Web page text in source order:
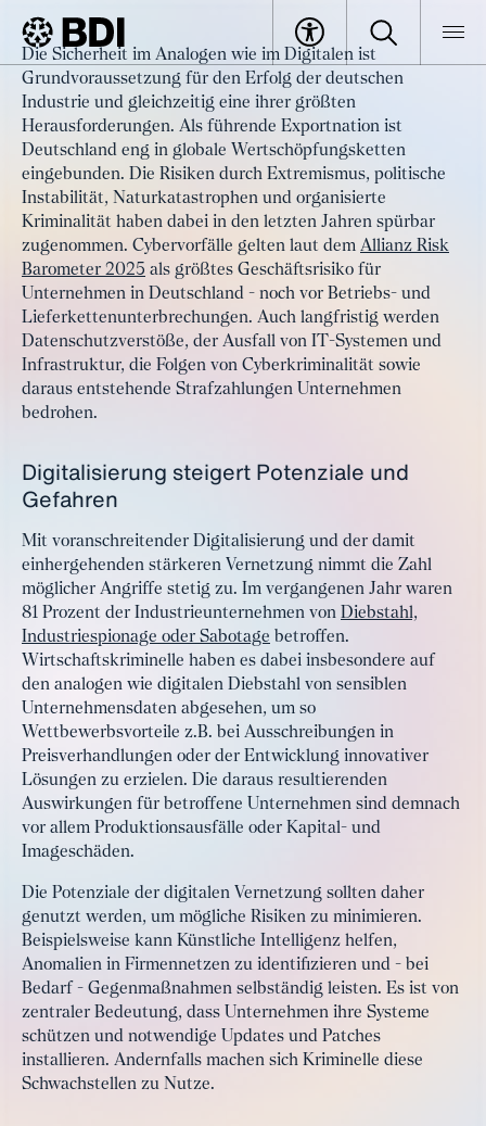
BDI Artikel
Artikel
Sicherheit analog und digital –
zentraler Wettbewerbsfaktor für
die deutsche Industrie
Die Sicherheit im Analogen wie im Digitalen ist
Grundvoraussetzung für den Erfolg der deutschen
Industrie und gleichzeitig eine ihrer größten
Herausforderungen. Als führende Exportnation ist
Deutschland eng in globale Wertschöpfungsketten
eingebunden. Die Risiken durch Extremismus, politische
Instabilität, Naturkatastrophen und organisierte
Kriminalität haben dabei in den letzten Jahren spürbar
zugenommen. Cybervorfälle gelten laut dem Allianz Risk
Barometer 2025 als größtes Geschäftsrisiko für
Unternehmen in Deutschland - noch vor Betriebs- und
Lieferkettenunterbrechungen. Auch langfristig werden
Datenschutzverstöße, der Ausfall von IT-Systemen und
Infrastruktur, die Folgen von Cyberkriminalität sowie
daraus entstehende Strafzahlungen Unternehmen
bedrohen.
Digitalisierung steigert Potenziale und
Gefahren
Mit voranschreitender Digitalisierung und der damit
einhergehenden stärkeren Vernetzung nimmt die Zahl
möglicher Angriffe stetig zu. Im vergangenen Jahr waren
81 Prozent der Industrieunternehmen von Diebstahl,
Industriespionage oder Sabotage betroffen.
Wirtschaftskriminelle haben es dabei insbesondere auf
den analogen wie digitalen Diebstahl von sensiblen
Unternehmensdaten abgesehen, um so
Wettbewerbsvorteile z.B. bei Ausschreibungen in
Preisverhandlungen oder der Entwicklung innovativer
Lösungen zu erzielen. Die daraus resultierenden
Auswirkungen für betroffene Unternehmen sind demnach
vor allem Produktionsausfälle oder Kapital- und
Imageschäden.
Die Potenziale der digitalen Vernetzung sollten daher
genutzt werden, um mögliche Risiken zu minimieren.
Beispielsweise kann Künstliche Intelligenz helfen,
Anomalien in Firmennetzen zu identifizieren und - bei
Bedarf - Gegenmaßnahmen selbständig leisten. Es ist von
zentraler Bedeutung, dass Unternehmen ihre Systeme
schützen und notwendige Updates und Patches
installieren. Andernfalls machen sich Kriminelle diese
Schwachstellen zu Nutze.